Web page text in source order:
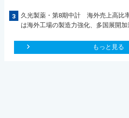
3
久光製薬・第8期中計 海外売上高比
は海外工場の製造力強化、多国展開加
もっと見る